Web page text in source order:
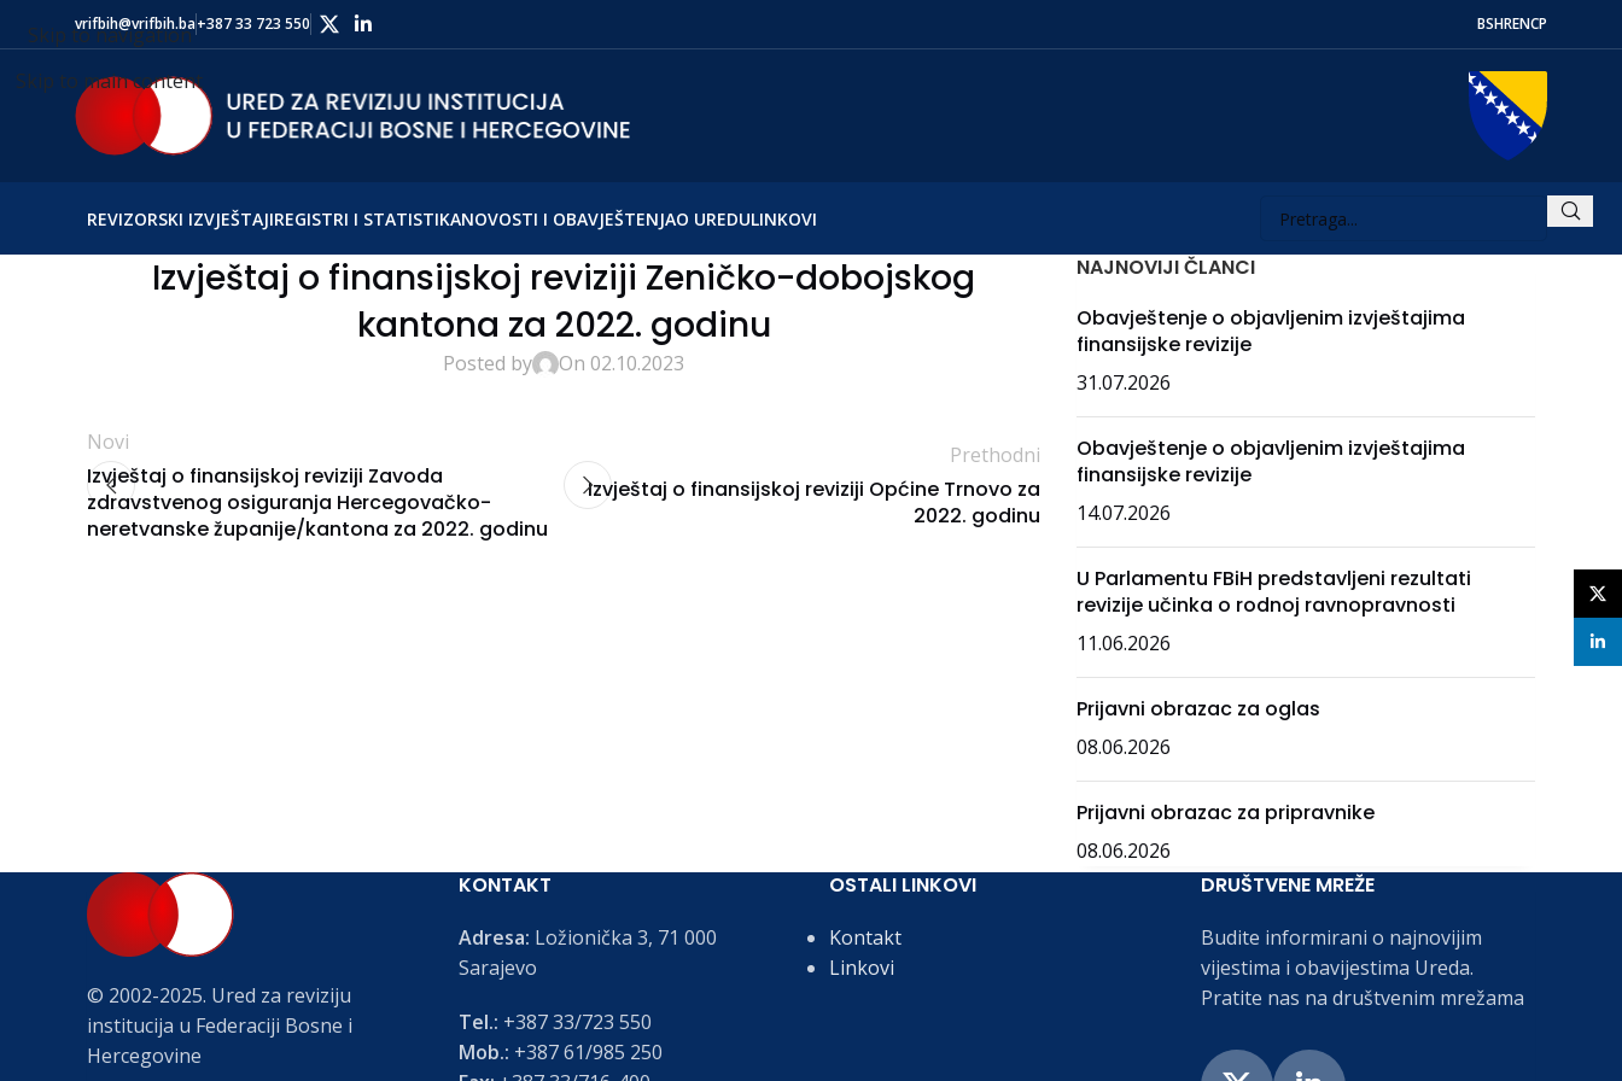
Skip to navigation
Skip to main content
vrifbih@vrifbih.ba+387 33 723 550 BSHRENСР
REVIZORSKI IZVJEŠTAJIREGISTRI I STATISTIKANOVOSTI I OBAVJEŠTENJAO UREDULINKOVI
Izvještaj o finansijskoj reviziji Zeničko-dobojskog
kantona za 2022. godinu
Posted by On 02.10.2023
Novi
Izvještaj o finansijskoj reviziji Zavoda
zdravstvenog osiguranja Hercegovačko-
neretvanske županije/kantona za 2022. godinu
Prethodni
Izvještaj o finansijskoj reviziji Općine Trnovo za
2022. godinu
NAJNOVIJI ČLANCI
Obavještenje o objavljenim izvještajima
finansijske revizije
31.07.2026
Obavještenje o objavljenim izvještajima
finansijske revizije
14.07.2026
U Parlamentu FBiH predstavljeni rezultati
revizije učinka o rodnoj ravnopravnosti
11.06.2026
Prijavni obrazac za oglas
08.06.2026
Prijavni obrazac za pripravnike
08.06.2026
© 2002-2025. Ured za reviziju
institucija u Federaciji Bosne i
Hercegovine
KONTAKT
Adresa: Ložionička 3, 71 000
Sarajevo
Tel.: +387 33/723 550
Mob.: +387 61/985 250
OSTALI LINKOVI
Kontakt
Linkovi
DRUŠTVENE MREŽE
Budite informirani o najnovijim
vijestima i obavijestima Ureda.
Pratite nas na društvenim mrežama